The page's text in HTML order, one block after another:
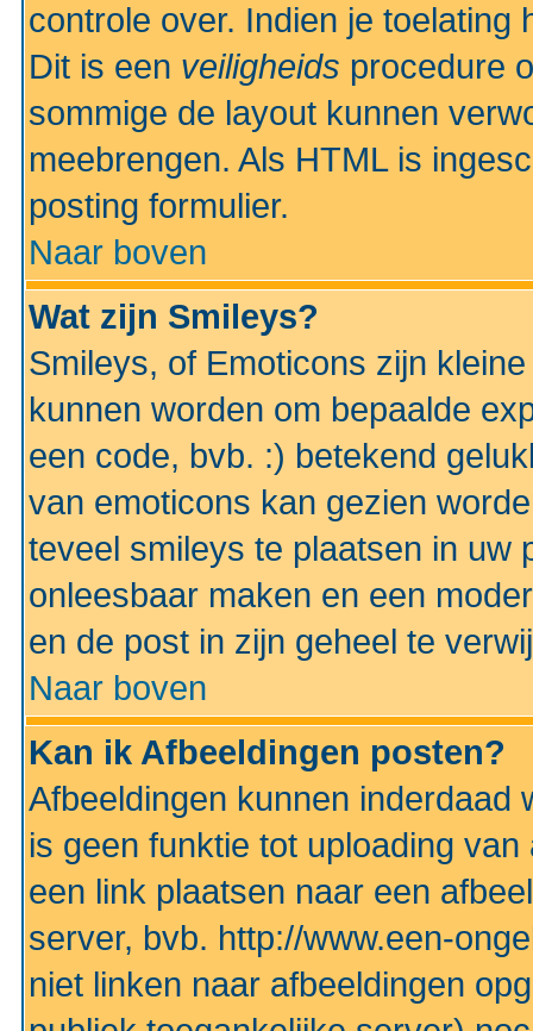
controle over. Indien je
Dit is een veiligheids procedure
sommige de layout kunnen
meebrengen. Als HTML is
posting formulier.
Naar boven
Wat zijn Smileys?
Smileys, of Emoticons zijn
kunnen worden om bepaalde
een code, bvb. :) betekend
van emoticons kan gezien
teveel smileys te plaatsen in uw
onleesbaar maken en een
en de post in zijn geheel te
Naar boven
Kan ik Afbeeldingen posten?
Afbeeldingen kunnen inderdaad
is geen funktie tot uploading
een link plaatsen naar een
server, bvb. http://www.een-
niet linken naar afbeeldingen